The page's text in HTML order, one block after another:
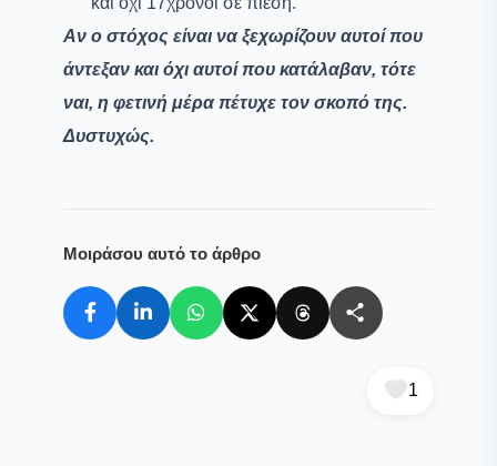
Αν ο στόχος είναι να ξεχωρίζουν αυτοί που
άντεξαν και όχι αυτοί που κατάλαβαν, τότε
ναι, η φετινή μέρα πέτυχε τον σκοπό της.
Δυστυχώς.
Μοιράσου αυτό το άρθρο
1